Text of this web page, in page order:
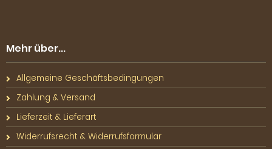
Mehr über...
Allgemeine Geschäftsbedingungen
Zahlung & Versand
Lieferzeit & Lieferart
Widerrufsrecht & Widerrufsformular